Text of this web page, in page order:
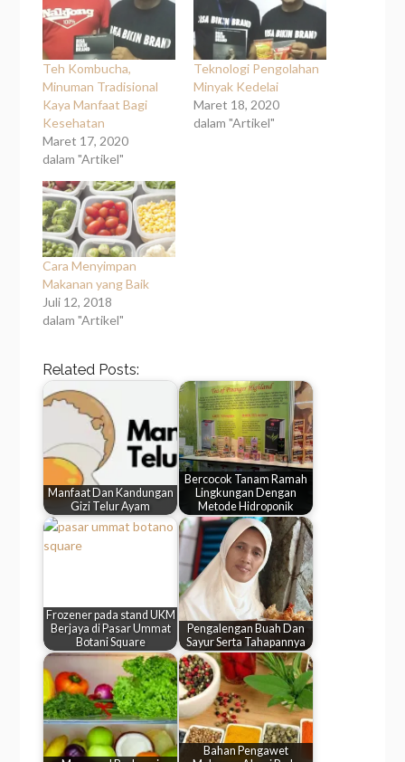
Teh Kombucha,
Minuman Tradisional
Kaya Manfaat Bagi
Kesehatan
Maret 17, 2020
dalam "Artikel"
Teknologi Pengolahan
Minyak Kedelai
Maret 18, 2020
dalam "Artikel"
Cara Menyimpan
Makanan yang Baik
Juli 12, 2018
dalam "Artikel"
Related Posts:
Manfaat Dan Kandungan
Gizi Telur Ayam
Bercocok Tanam Ramah
Lingkungan Dengan
Metode Hidroponik
Frozener pada stand UKM
Berjaya di Pasar Ummat
Botani Square
Pengalengan Buah Dan
Sayur Serta Tahapannya
Bahan Pengawet